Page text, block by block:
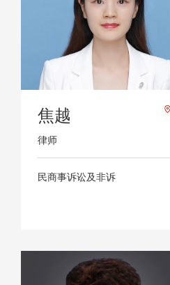
焦越
律师
民商事诉讼及非诉